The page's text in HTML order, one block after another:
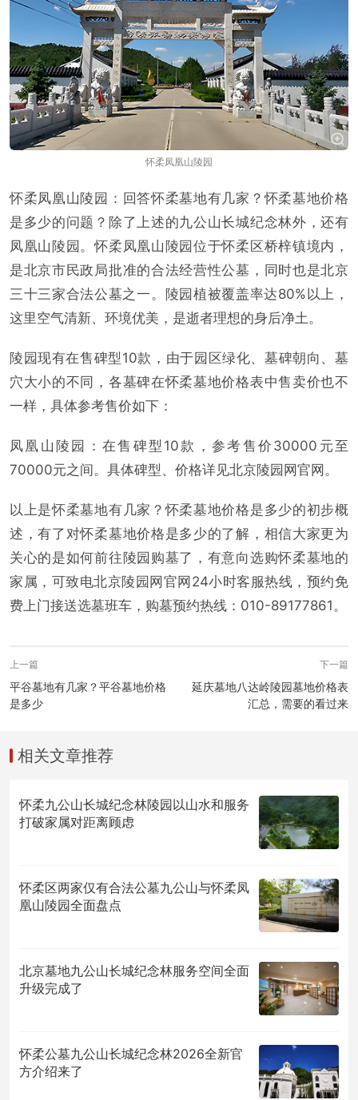
怀柔凤凰山陵园
怀柔凤凰山陵园：回答怀柔墓地有几家？怀柔墓地价格
是多少的问题？除了上述的九公山长城纪念林外，还有
凤凰山陵园。怀柔凤凰山陵园位于怀柔区桥梓镇境内，
是北京市民政局批准的合法经营性公墓，同时也是北京
三十三家合法公墓之一。陵园植被覆盖率达80%以上，
这里空气清新、环境优美，是逝者理想的身后净土。
陵园现有在售碑型10款，由于园区绿化、墓碑朝向、墓
穴大小的不同，各墓碑在怀柔墓地价格表中售卖价也不
一样，具体参考售价如下：
凤凰山陵园：在售碑型10款，参考售价30000元至
70000元之间。具体碑型、价格详见北京陵园网官网。
以上是怀柔墓地有几家？怀柔墓地价格是多少的初步概
述，有了对怀柔墓地价格是多少的了解，相信大家更为
关心的是如何前往陵园购墓了，有意向选购怀柔墓地的
家属，可致电北京陵园网官网24小时客服热线，预约免
费上门接送选墓班车，购墓预约热线：010-89177861。
上一篇
平谷墓地有几家？平谷墓地价格
是多少
下一篇
延庆墓地八达岭陵园墓地价格表
汇总，需要的看过来
相关文章推荐
怀柔九公山长城纪念林陵园以山水和服务
打破家属对距离顾虑
怀柔区两家仅有合法公墓九公山与怀柔凤
凰山陵园全面盘点
北京墓地九公山长城纪念林服务空间全面
升级完成了
怀柔公墓九公山长城纪念林2026全新官
方介绍来了